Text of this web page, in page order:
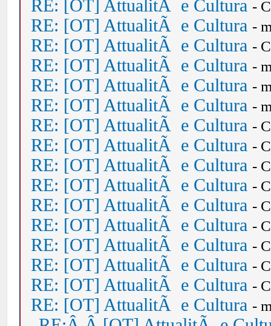
RE: [OT] AttualitÃ e Cultura -
RE: [OT] AttualitÃ e Cultura -
RE: [OT] AttualitÃ e Cultura -
RE: [OT] AttualitÃ e Cultura -
RE: [OT] AttualitÃ e Cultura -
RE: [OT] AttualitÃ e Cultura -
RE: [OT] AttualitÃ e Cultura -
RE: [OT] AttualitÃ e Cultura -
RE: [OT] AttualitÃ e Cultura -
RE: [OT] AttualitÃ e Cultura -
RE: [OT] AttualitÃ e Cultura -
RE: [OT] AttualitÃ e Cultura -
RE: [OT] AttualitÃ e Cultura -
RE: [OT] AttualitÃ e Cultura -
RE: [OT] AttualitÃ e Cultura -
RE: [OT] AttualitÃ e Cultura -